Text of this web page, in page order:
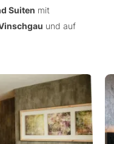
Suiten mit
und auf